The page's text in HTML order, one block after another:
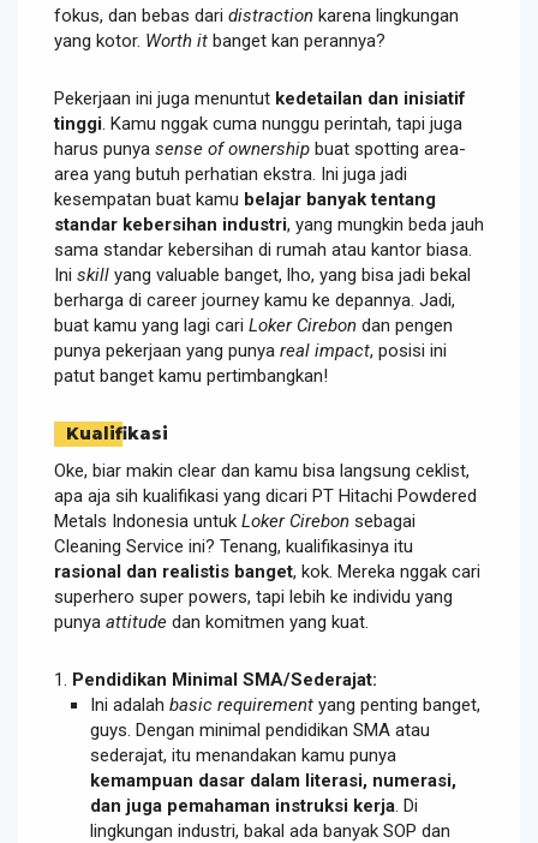
fokus, dan bebas dari distraction karena lingkungan
yang kotor. Worth it banget kan perannya?
Pekerjaan ini juga menuntut kedetailan dan inisiatif
tinggi . Kamu nggak cuma nunggu perintah, tapi juga
harus punya sense of ownership buat spotting area-
area yang butuh perhatian ekstra. Ini juga jadi
kesempatan buat kamu belajar banyak tentang
standar kebersihan industri, yang mungkin beda jauh
sama standar kebersihan di rumah atau kantor biasa.
Ini skill yang valuable banget, lho, yang bisa jadi bekal
berharga di career journey kamu ke depannya. Jadi,
buat kamu yang lagi cari Loker Cirebon dan pengen
punya pekerjaan yang punya real impact, posisi ini
patut banget kamu pertimbangkan!
Kualifikasi
Oke, biar makin clear dan kamu bisa langsung ceklist,
apa aja sih kualifikasi yang dicari PT Hitachi Powdered
Metals Indonesia untuk Loker Cirebon sebagai
Cleaning Service ini? Tenang, kualifikasinya itu
rasional dan realistis banget, kok. Mereka nggak cari
superhero super powers, tapi lebih ke individu yang
punya attitude dan komitmen yang kuat.
Pendidikan Minimal SMA/Sederajat:
Ini adalah basic requirement yang penting banget,
guys. Dengan minimal pendidikan SMA atau
sederajat, itu menandakan kamu punya
kemampuan dasar dalam literasi, numerasi,
dan juga pemahaman instruksi kerja . Di
lingkungan industri, bakal ada banyak SOP dan